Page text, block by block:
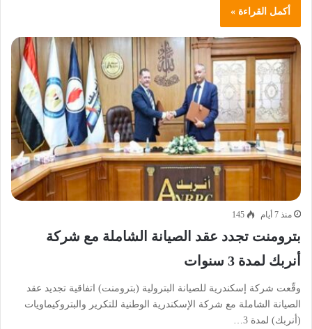
أكمل القراءة »
منذ 7 أيام 145
بترومنت تجدد عقد الصيانة الشاملة مع شركة
أنربك لمدة 3 سنوات
وقّعت شركة إسكندرية للصيانة البترولية (بترومنت) اتفاقية تجديد عقد
الصيانة الشاملة مع شركة الإسكندرية الوطنية للتكرير والبتروكيماويات
(أنربك) لمدة 3…